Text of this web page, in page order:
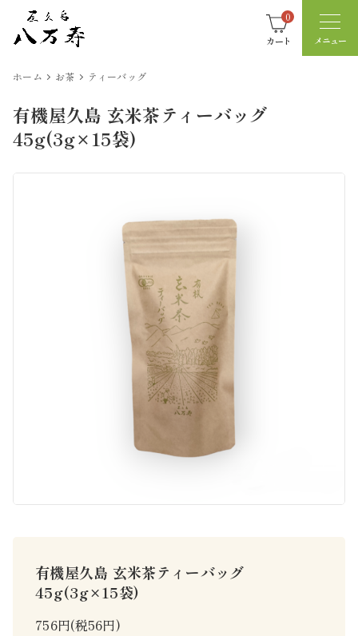
カート
0
ホーム お茶 ティーバッグ
有機屋久島 玄米茶ティーバッグ
45g(3g×15袋)
有機屋久島 玄米茶ティーバッグ
45g(3g×15袋)
756円(税56円)